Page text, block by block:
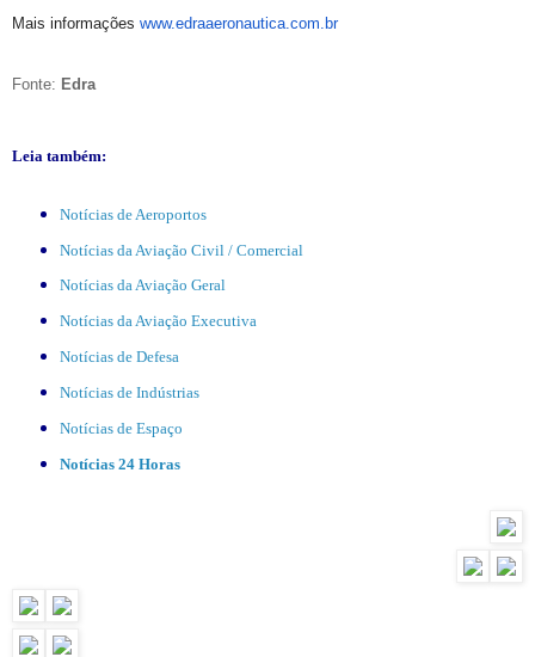
Mais informações www.edraaeronautica.com.br
Fonte: Edra
Leia também:
Notícias de Aeroportos
Notícias da Aviação Civil / Comercial
Notícias da Aviação Geral
Notícias da Aviação Executiva
Notícias de Defesa
Notícias de Indústrias
Notícias de Espaço
Notícias 24 Horas